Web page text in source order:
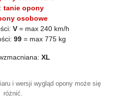
tanie opony
osobowe
V = max 240 km/h
99 = max 775 kg
XL
i wersji wygląd opony może się
różnić.